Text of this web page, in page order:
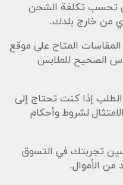
تحسب تكلفة الشحن
من خارج بلدك.
المتاح على موقع
الصحيح للملابس
إذا كنت تحتاج إلى
لشروط وأحكام
تجربتك في التسوق
من الأموال.